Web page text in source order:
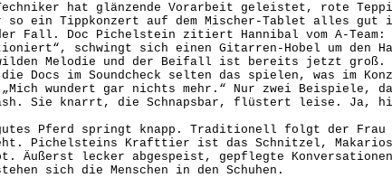
hat glänzende Vorarbeit geleistet, rote
so ein Tippkonzert auf dem Mischer-Tablet alles gut
Fall. Doc Pichelstein zitiert Hannibal vom A-Team:
schwingt sich einen Gitarren-Hobel um den
Melodie und der Beifall ist bereits jetzt groß.
Docs im Soundcheck selten das spielen, was im
wundert gar nichts mehr.“ Nur zwei Beispiele,
Sie knarrt, die Schnapsbar, flüstert leise. Ja,
Pferd springt knapp. Traditionell folgt der Frau
Pichelsteins Krafttier ist das Schnitzel, Makarios
Äußerst lecker abgespeist, gepflegte
sich die Menschen in den Schuhen.